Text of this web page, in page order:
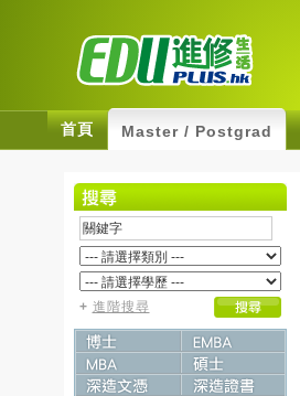
首頁 Master / Postgrad
+ 進階搜尋